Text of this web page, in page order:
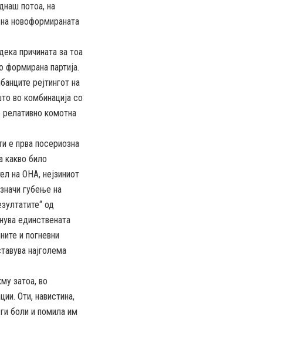
потоа, на
новоформираната
причината за тоа
формирана партија.
рејтингот на
во комбинација со
релативно комотна
е прва посериозна
какво било
на ОНА, нејзиниот
губење на
од
единствената
и погневни
најголема
затоа, во
Оти, навистина,
боли и помила им